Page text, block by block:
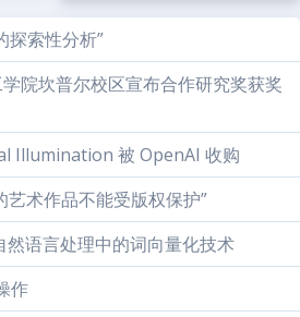
探索性分析”
院坎普尔校区宣布合作研究奖获奖
Illumination 被 OpenAI 收购
艺术作品不能受版权保护”
然语言处理中的词向量化技术
作